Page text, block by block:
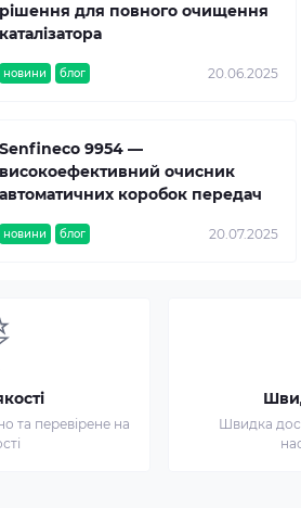
новини блог 20.06.2025
рішення для повного очищення
каталізатора
новини блог 20.07.2025
Senfineco 9954 —
високоефективний очисник
автоматичних коробок передач
та перевірене на
Швидка